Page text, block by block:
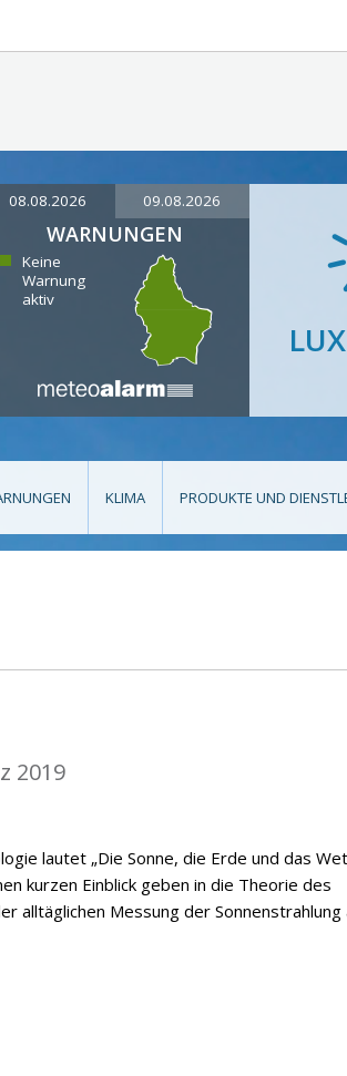
08.08.2026 09.08.2026
WARNUNGEN
Keine
Warnung
aktiv
KLIMA PRODUKTE UND
2019
lautet „Die Sonne, die Erde und das
kurzen Einblick geben in die Theorie des
alltäglichen Messung der Sonnenstrahlung